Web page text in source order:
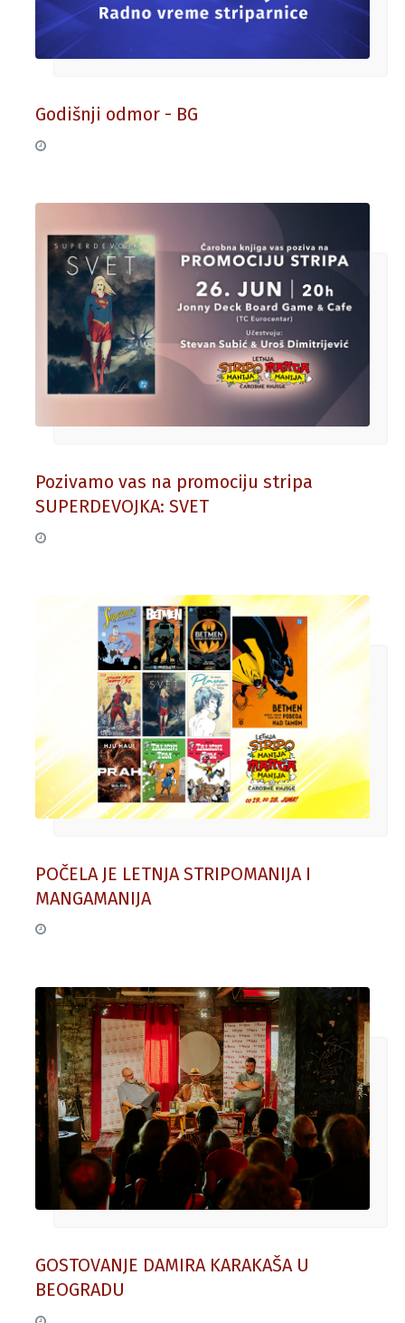
Godišnji odmor - BG
Pozivamo vas na promociju stripa
SUPERDEVOJKA: SVET
POČELA JE LETNJA STRIPOMANIJA I
MANGAMANIJA
GOSTOVANJE DAMIRA KARAKAŠA U
BEOGRADU